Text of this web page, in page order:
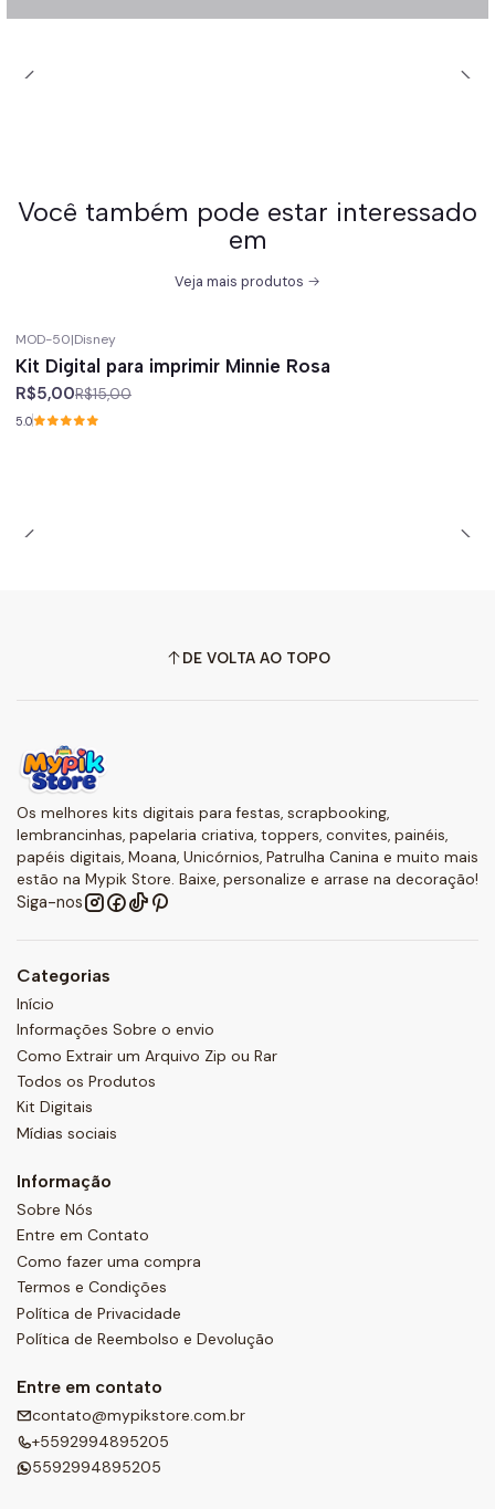
Você também pode estar interessado
em
Veja mais produtos
MOD-50|Disney
Kit Digital para imprimir Minnie Rosa
R$5,00R$15,00
5.0
DE VOLTA AO TOPO
Os melhores kits digitais para festas, scrapbooking,
lembrancinhas, papelaria criativa, toppers, convites, painéis,
papéis digitais, Moana, Unicórnios, Patrulha Canina e muito mais
estão na Mypik Store. Baixe, personalize e arrase na decoração!
Siga-nos
Categorias
Início
Informações Sobre o envio
Como Extrair um Arquivo Zip ou Rar
Todos os Produtos
Kit Digitais
Mídias sociais
Informação
Sobre Nós
Entre em Contato
Como fazer uma compra
Termos e Condições
Política de Privacidade
Política de Reembolso e Devolução
Entre em contato
contato@mypikstore.com.br
+5592994895205
5592994895205